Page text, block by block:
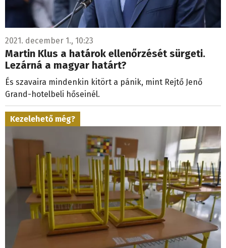
2021. december 1., 10:23
Martin Klus a határok ellenőrzését sürgeti.
Lezárná a magyar határt?
És szavaira mindenkin kitört a pánik, mint Rejtő Jenő
Grand-hotelbeli hőseinél.
Kezelehető még?